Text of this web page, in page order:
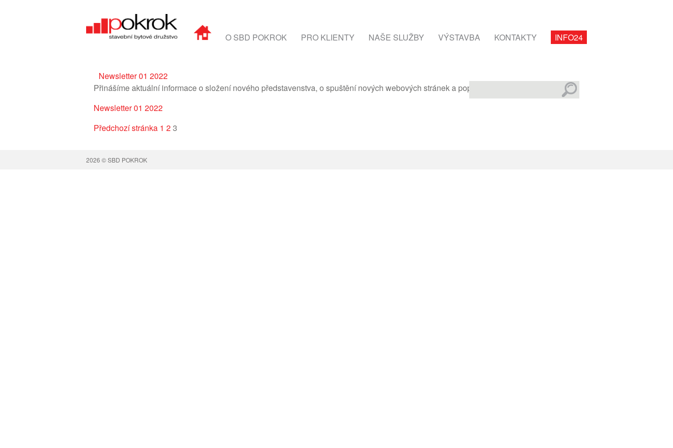
O SBD POKROK PRO KLIENTY NAŠE SLUŽBY VÝSTAVBA KONTAKTY INFO24
Newsletter 01 2022
Přinášíme aktuální informace o složení nového představenstva, o spuštění nových webových stránek a popis služby INFO24.
Newsletter 01 2022
Předchozí stránka 1 23
2026 © SBD POKROK